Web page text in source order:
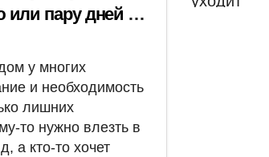
или пару дней —
быстро и без
у многих
и необходимость
лишних
то нужно влезть в
а кто-то хочет